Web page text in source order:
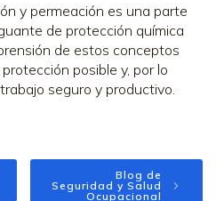
y permeación es una parte
de protección química
de estos conceptos
posible y, por lo
seguro y productivo.
Blog de
Seguridad y Salud
Ocupacional